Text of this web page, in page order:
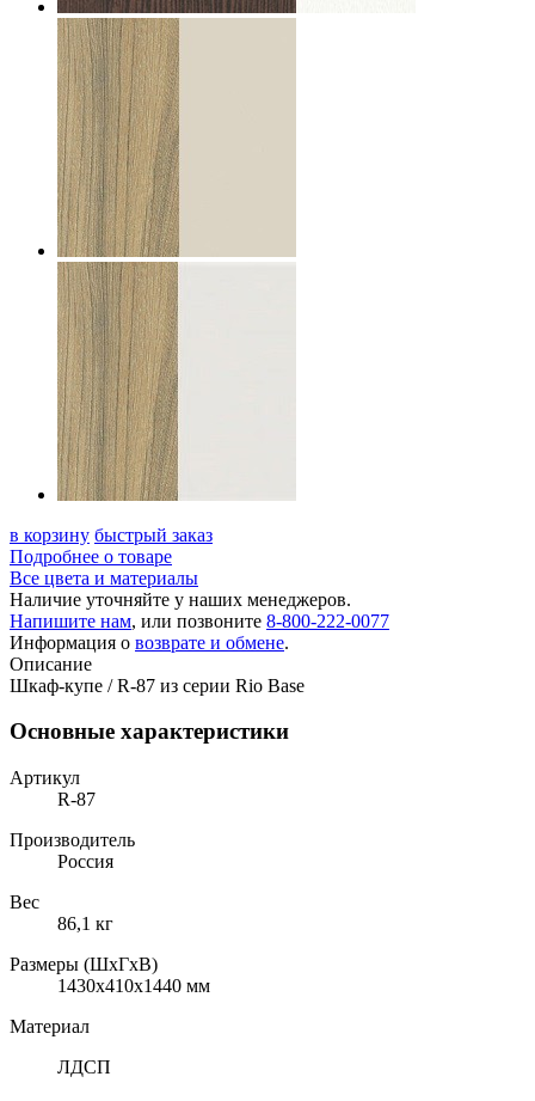
в корзину быстрый заказ
Подробнее о товаре
Все цвета и материалы
Наличие уточняйте у наших менеджеров.
Напишите нам, или позвоните 8-800-222-0077
Информация о возврате и обмене.
Описание
Шкаф-купе / R-87 из серии Rio Base
Основные характеристики
Артикул
R-87
Производитель
Россия
Вес
86,1 кг
Размеры (ШхГхВ)
1430x410x1440 мм
Материал
ЛДСП